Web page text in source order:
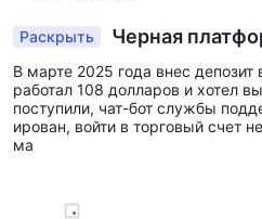
помощи и быстрого и
проблем. Трейдеры могут
несколько каналов:
веб-сайте, потелефону +678
почте
Раскрыть
Черная
ести средства
В марте 2025 года внес
работал 108 долларов и хотел
поступили, чат-бот службы
ирован, войти в торговый счет
ма